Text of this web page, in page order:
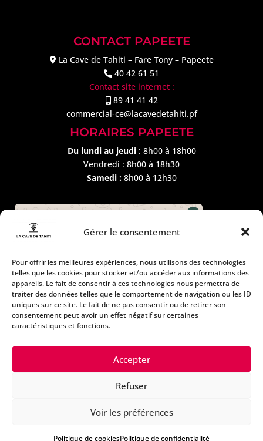
Gérer le consentement
Pour offrir les meilleures expériences, nous utilisons des technologies
telles que les cookies pour stocker et/ou accéder aux informations des
appareils. Le fait de consentir à ces technologies nous permettra de
traiter des données telles que le comportement de navigation ou les ID
uniques sur ce site. Le fait de ne pas consentir ou de retirer son
consentement peut avoir un effet négatif sur certaines
caractéristiques et fonctions.
Accepter
Refuser
Voir les préférences
Politique de cookiesPolitique de confidentialité
CONTACT PAPEETE
La Cave de Tahiti – Fare Tony – Papeete
40 42 61 51
Contact site internet :
89 41 41 42
commercial-ce@lacavedetahiti.pf
HORAIRES PAPEETE
Du lundi au jeudi: 8h00 à 18h00
Vendredi : 8h00 à 18h30
Samedi : 8h00 à 12h30
La Cave de Tahiti – Arue
👋 Ia ora na ! Envie d’un bon vin, d’un rhum d’exception ou d’un
conseil cadeau ? Parle moi de ton envie, je m’occupe du reste 🍹
Comment pouvons nous vous